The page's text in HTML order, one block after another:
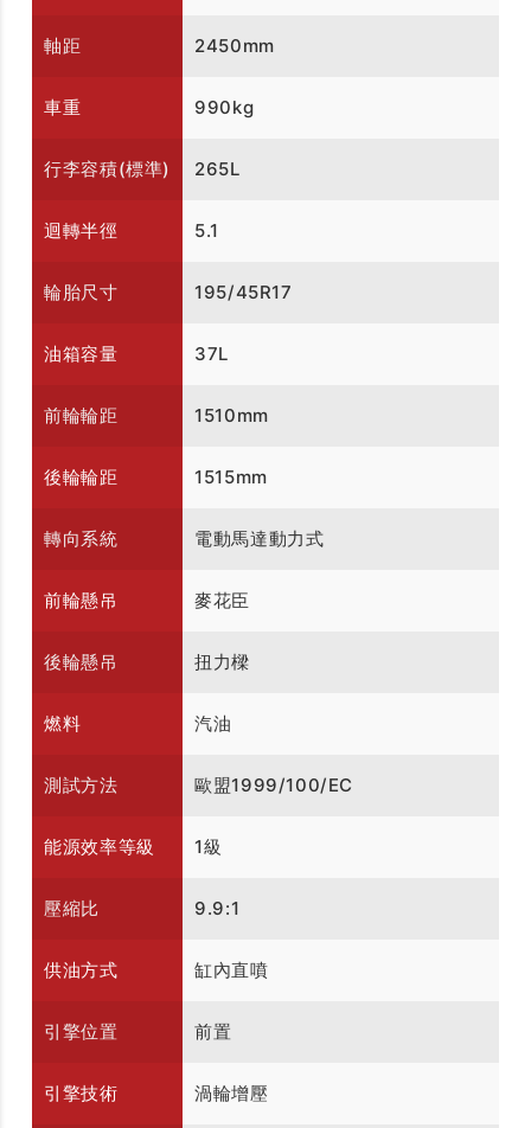
軸距 2450mm
車重 990kg
行李容積(標準) 265L
迴轉半徑 5.1
輪胎尺寸 195/45R17
油箱容量 37L
前輪輪距 1510mm
後輪輪距 1515mm
轉向系統 電動馬達動力式
前輪懸吊 麥花臣
後輪懸吊 扭力樑
燃料 汽油
測試方法 歐盟1999/100/EC
能源效率等級 1級
壓縮比 9.9:1
供油方式 缸內直噴
引擎位置 前置
引擎技術 渦輪增壓